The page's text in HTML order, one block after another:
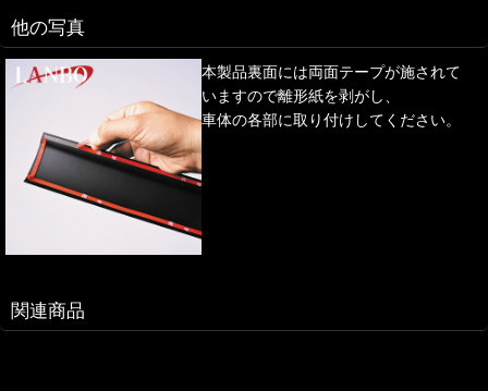
他の写真
本製品裏面には両面テープが施されて
いますので離形紙を剥がし、
車体の各部に取り付けしてください。
関連商品